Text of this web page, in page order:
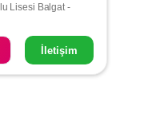
Lisesi Balgat -
İletişim